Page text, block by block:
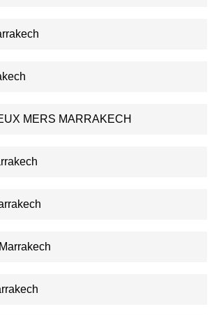
MERS MARRAKECH